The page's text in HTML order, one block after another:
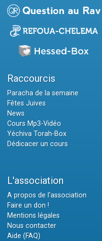
Raccourcis
Paracha de la semaine
Fêtes Juives
News
Cours Mp3-Vidéo
Yéchiva Torah-Box
Dédicacer un cours
L'association
A propos de l'association
Faire un don !
Mentions légales
Nous contacter
Aide (FAQ)